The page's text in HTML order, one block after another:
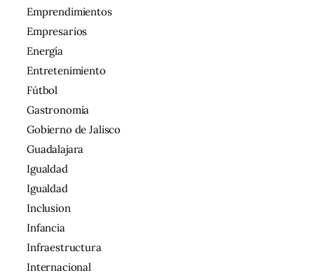
Emprendimientos
Empresarios
Energía
Entretenimiento
Fútbol
Gastronomía
Gobierno de Jalisco
Guadalajara
Igualdad
Igualdad
Inclusion
Infancia
Infraestructura
Internacional